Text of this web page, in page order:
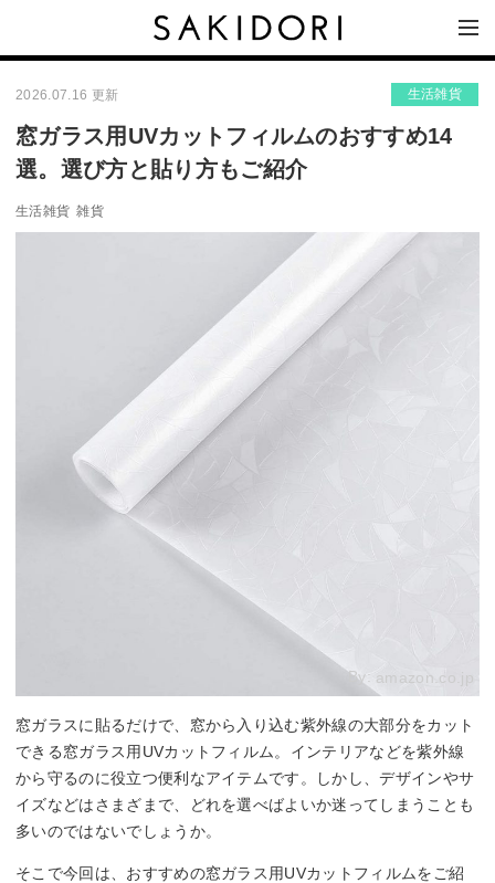
2026.07.16 更新 生活雑貨
窓ガラス用UVカットフィルムのおすすめ14
選。選び方と貼り方もご紹介
生活雑貨 雑貨
By: amazon.co.jp
窓ガラスに貼るだけで、窓から入り込む紫外線の大部分をカット
できる窓ガラス用UVカットフィルム。インテリアなどを紫外線
から守るのに役立つ便利なアイテムです。しかし、デザインやサ
イズなどはさまざまで、どれを選べばよいか迷ってしまうことも
多いのではないでしょうか。
そこで今回は、おすすめの窓ガラス用UVカットフィルムをご紹